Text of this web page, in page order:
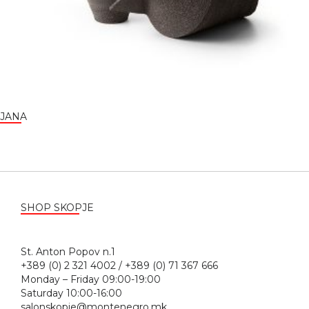
JANA
SHOP SKOPJE
St. Anton Popov n.1
+389 (0) 2 321 4002 / +389 (0) 71 367 666
Monday – Friday 09:00-19:00
Saturday 10:00-16:00